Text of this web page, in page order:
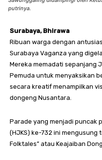
putrinya.
Surabaya, Bhirawa
Ribuan warga dengan
Surabaya Vaganza yang
Mereka memadati sepanjang
Pemuda untuk menyaksikan
secara kreatif menampilkan
dongeng Nusantara.
Parade yang menjadi puncak
(HJKS) ke-732 ini mengusung
Folktales” atau Keajaiban